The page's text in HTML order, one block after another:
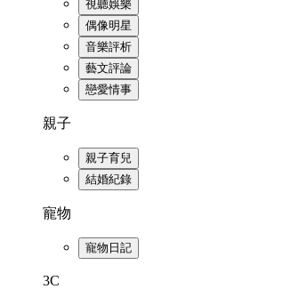
視聽娛樂
偶像明星
音樂評析
藝文評論
戀愛情事
親子
親子育兒
結婚紀錄
寵物
寵物日記
3C